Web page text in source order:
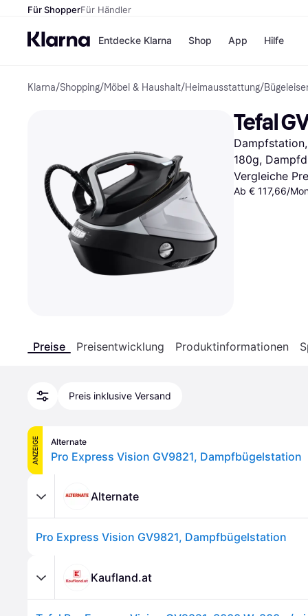
Für ShopperFür Händler
Entdecke Klarna
Zahlungsmethoden
Sofort bezahlen
Bezahle in 3 Teilzahlungen
Bezahle in bis zu 30 Tagen
Ratenzahlung
Shop
Shops
H&M
Temu
App Hilfe
Klarna/Shopping/Möbel & Haushalt/Heimausstattung/
Tefal
180g,
Vergleiche
Ab € 117,66/
Preise Preisentwicklung Produktinformationen
Preis inklusive Versand
ANZEIGE Alternate
Pro Express Vision GV9821, Dampfbügelstation
Alternate
Pro Express Vision GV9821, Dampfbügelstation
Kaufland.at